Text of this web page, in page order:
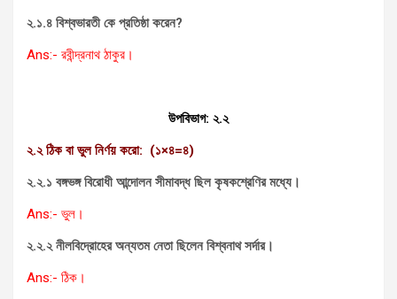
২.১.৪ বিশ্বভারতী কে প্রতিষ্ঠা করেন?
Ans:- রবীন্দ্রনাথ ঠাকুর।
উপবিভাগ: ২.২
২.২ ঠিক বা ভুল নির্ণয় করো: (১×৪=৪)
২.২.১ বঙ্গভঙ্গ বিরোধী আন্দোলন সীমাবদ্ধ ছিল কৃষকশ্রেণির মধ্যে।
Ans:- ভুল।
২.২.২ নীলবিদ্রোহের অন্যতম নেতা ছিলেন বিশ্বনাথ সর্দার।
Ans:- ঠিক।